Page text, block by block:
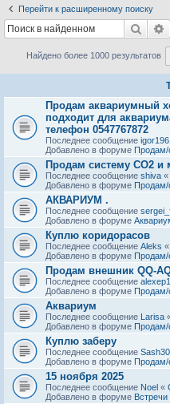
Перейти к расширенному поиску
Поиск
Найдено более 1000 результатов
Продам аквариумный
подходит для
телефон 0547767872
Последнее сообщение
Добавлено в форуме Продам/
Продам систему СО2 и
Последнее сообщение shiva «
Добавлено в форуме Продам/
АКВАРИУМ .
Последнее сообщение
Добавлено в форуме
Куплю коридорасов
Последнее сообщение Aleks «
Добавлено в форуме Продам/
Продам внешник QQ-
Последнее сообщение alexep1
Добавлено в форуме Продам/
Аквариум
Последнее сообщение Larisa
Добавлено в форуме Продам/
Куплю заберу
Последнее сообщение Sash30
Добавлено в форуме Продам/
15 ноября 2025
Последнее сообщение Noel «
Добавлено в форуме